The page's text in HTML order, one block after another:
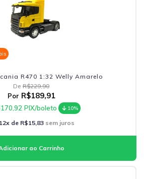
R470 1:32 Welly Amarelo
De R$229,90
Por R$189,91
PIX/boleto 10%
12x de R$15,83 sem juros